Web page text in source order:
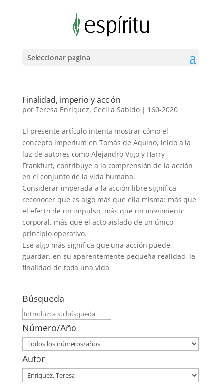
Seleccionar página
Finalidad, imperio y acción
por Teresa Enríquez, Cecilia Sabido| 160-2020
El presente artículo intenta mostrar cómo el
concepto imperium en Tomás de Aquino, leído a la
luz de autores como Alejandro Vigo y Harry
Frankfurt, contribuye a la comprensión de la acción
en el conjunto de la vida humana.
Considerar imperada a la acción libre significa
reconocer que es algo más que ella misma: más que
el efecto de un impulso, más que un movimiento
corporal, más que el acto aislado de un único
principio operativo.
Ese algo más significa que una acción puede
guardar, en su aparentemente pequeña realidad, la
finalidad de toda una vida.
Búsqueda
Número/Año
Autor